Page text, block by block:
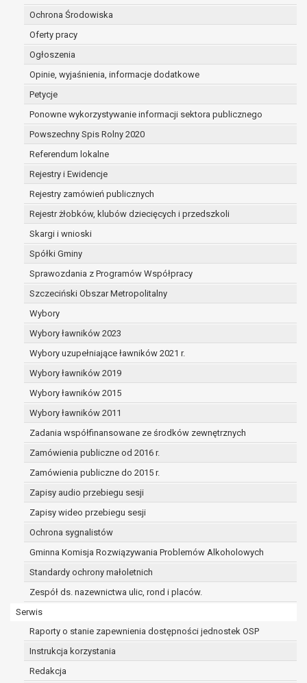
Ochrona Środowiska
Oferty pracy
Ogłoszenia
Opinie, wyjaśnienia, informacje dodatkowe
Petycje
Ponowne wykorzystywanie informacji sektora publicznego
Powszechny Spis Rolny 2020
Referendum lokalne
Rejestry i Ewidencje
Rejestry zamówień publicznych
Rejestr żłobków, klubów dziecięcych i przedszkoli
Skargi i wnioski
Spółki Gminy
Sprawozdania z Programów Współpracy
Szczeciński Obszar Metropolitalny
Wybory
Wybory ławników 2023
Wybory uzupełniające ławników 2021 r.
Wybory ławników 2019
Wybory ławników 2015
Wybory ławników 2011
Zadania współfinansowane ze środków zewnętrznych
Zamówienia publiczne od 2016 r.
Zamówienia publiczne do 2015 r.
Zapisy audio przebiegu sesji
Zapisy wideo przebiegu sesji
Ochrona sygnalistów
Gminna Komisja Rozwiązywania Problemów Alkoholowych
Standardy ochrony małoletnich
Zespół ds. nazewnictwa ulic, rond i placów.
Serwis
Raporty o stanie zapewnienia dostępności jednostek OSP
Instrukcja korzystania
Redakcja
RODO;
podstawie art. 16 RODO,
dane są nieprawidłowe lub
prawo do żądania usunięcia danych
osobowych (tzw. prawo do bycia
zapomnianym) na podstawie art. 17 RODO,
w przypadku gdy:
dane nie są już niezbędne do celów,
dla których były zebrane lub w inny
sposób przetwarzane,
osoba, której dane dotyczą, wniosła
sprzeciw wobec przetwarzania
danych osobowych,
zgodę na przetwarzanie danych
osobowych, która jest podstawą
przetwarzania danych i nie ma innej
danych,
dane osobowe przetwarzane są
niezgodnie z prawem,
dane osobowe muszą być usunięte w
celu wywiązania się z obowiązku
prawo do żądania ograniczenia
przetwarzania danych osobowych na
podstawie art. 18 RODO, w przypadku gdy:
osoba, której dane dotyczą
kwestionuje prawidłowość danych
osobowych – na okres pozwalający
administratorowi sprawdzić
przetwarzanie danych jest niezgodne
z prawem, a osoba, której dane
dotyczą, sprzeciwia się usunięciu
danych, żądając w zamian ich
ograniczenia,
danych dla swoich celów, ale osoba,
której dane dotyczą, potrzebuje ich do
ustalenia, obrony lub dochodzenia
roszczeń,